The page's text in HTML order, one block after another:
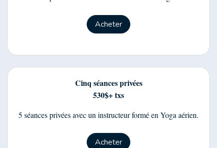
Acheter
Cinq séances privées
530$+ txs
5 séances privées avec un instructeur formé en Yoga aérien.
Acheter